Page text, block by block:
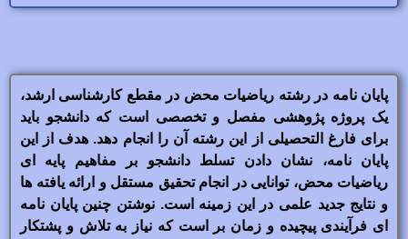
پایان نامه در رشته ریاضیات محض در مقطع کارشناسی ارشد،
یک پروژه پژوهشی مفصل و تخصصی است که دانشجو باید
برای فارغ التحصیلی از این رشته آن را انجام دهد. هدف از این
پایان نامه، نشان دادن تسلط دانشجو بر مفاهیم پایه ای
ریاضیات محض، توانایی در انجام تحقیق مستقل و ارائه یافته ها
و نتایج جدید علمی در این زمینه است. نوشتن چنین پایان نامه
ای فرآیندی پیچیده و زمان بر است که نیاز به تلاش و پشتکار